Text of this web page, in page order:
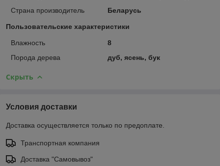
Страна производитель
Беларусь
Пользовательские характеристики
Влажность
8
Порода дерева
дуб, ясень, бук
Скрыть
Условия доставки
Доставка осуществляется только по предоплате.
Транспортная компания
Доставка "Самовывоз"